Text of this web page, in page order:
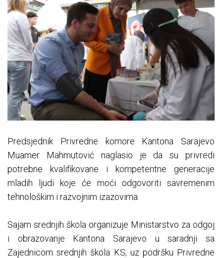
Predsjednik Privredne komore Kantona Sarajevo
Muamer Mahmutović naglasio je da su privredi
potrebne kvalifikovane i kompetentne generacije
mladih ljudi koje će moći odgovoriti savremenim
tehnološkim i razvojnim izazovima.
Sajam srednjih škola organizuje Ministarstvo za odgoj
i obrazovanje Kantona Sarajevo u saradnji sa
Zajednicom srednjih škola KS, uz podršku Privredne